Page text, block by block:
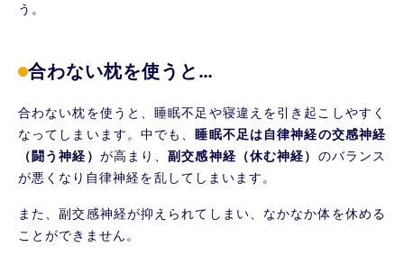
う。
合わない枕を使うと…
合わない枕を使うと、睡眠不足や寝違えを引き起こしやすく
なってしまいます。中でも、睡眠不足は自律神経の交感神経
（闘う神経） が高まり、副交感神経（休む神経） のバランス
が悪くなり自律神経を乱してしまいます。
また、副交感神経が抑えられてしまい、なかなか体を休める
ことができません。